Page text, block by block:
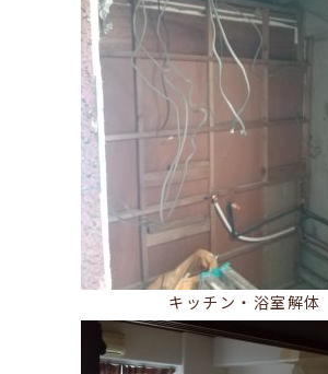
キッチン・浴室解体